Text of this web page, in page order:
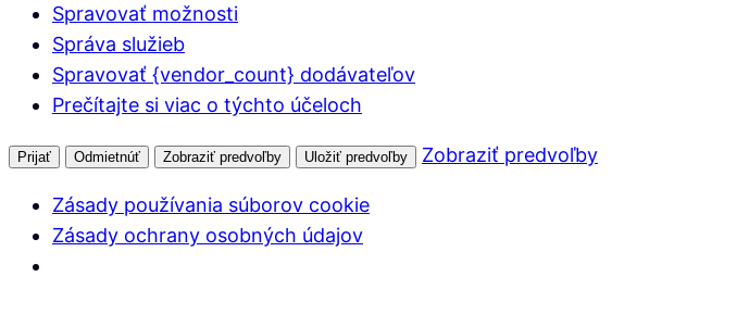
Spravovať možnosti
Správa služieb
Spravovať {vendor_count} dodávateľov
Prečítajte si viac o týchto účeloch
Prijať Odmietnúť Zobraziť predvoľby Uložiť predvoľby Zobraziť predvoľby
Zásady používania súborov cookie
Zásady ochrany osobných údajov